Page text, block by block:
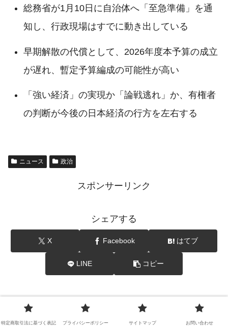
総務省が1月10日に自治体へ「至急準備」を通
知し、行政現場はすでに動き出している
早期解散の代償として、2026年度本予算の成立
が遅れ、暫定予算編成の可能性が高い
「強い経済」の実現か「論戦逃れ」か、有権者
の判断が今後の日本経済の行方を左右する
ニュース 政治
スポンサーリンク
シェアする
X Facebook はてブ
LINE コピー
ふかぼりをフォローする
特定商取引法に基づく表記 プライバシーポリシー サイトマップ お問い合わせ